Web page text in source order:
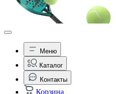
Меню
Каталог
Контакты
Корзина